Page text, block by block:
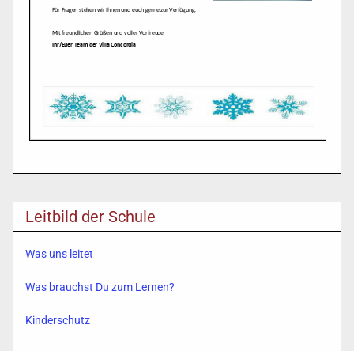
Leitbild der Schule
Was uns leitet
Was brauchst Du zum Lernen?
Kinderschutz